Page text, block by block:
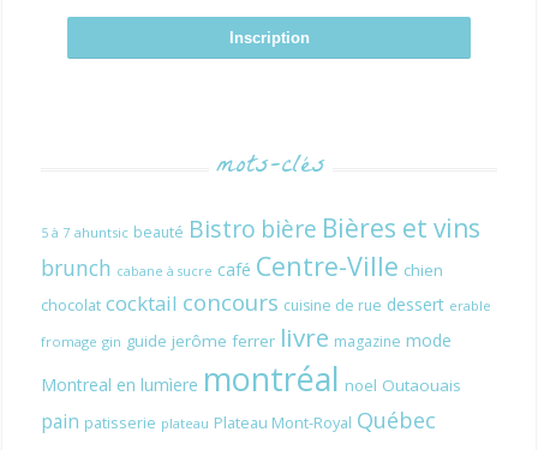
mots-clés
5 à 7 ahuntsic beauté Bistro bière Bières et vins
brunch cabane à sucre café Centre-Ville chien
chocolat cocktail concours cuisine de rue dessert erable
fromage gin guide jerôme ferrer livre magazine mode
Montreal en lumìere montréal noel Outaouais
pain patisserie plateau Plateau Mont-Royal Québec